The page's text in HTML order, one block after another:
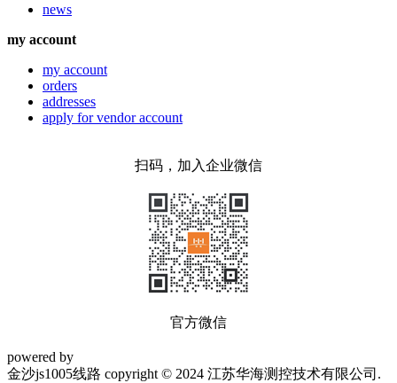
news
my account
my account
orders
addresses
apply for vendor account
扫码，加入企业微信
官方微信
powered by
金沙js1005线路 copyright © 2024 江苏华海测控技术有限公司.